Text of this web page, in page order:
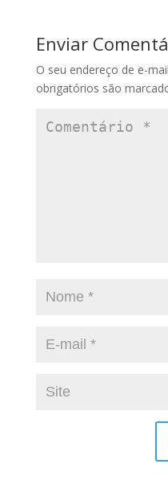
Enviar
O seu endereço de e-
obrigatórios são